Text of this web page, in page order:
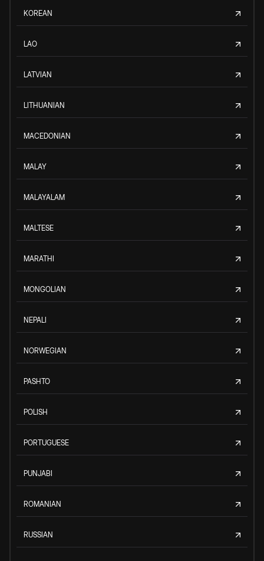
KOREAN
LAO
LATVIAN
LITHUANIAN
MACEDONIAN
MALAY
MALAYALAM
MALTESE
MARATHI
MONGOLIAN
NEPALI
NORWEGIAN
PASHTO
POLISH
PORTUGUESE
PUNJABI
ROMANIAN
RUSSIAN